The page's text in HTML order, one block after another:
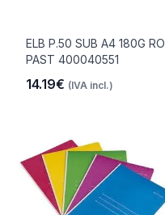
ELB P.50 SUB A4 180G RO
PAST 400040551
14.19€ (IVA incl.)